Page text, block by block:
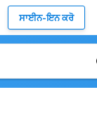
ਸਾਈਨ-ਇਨ ਕਰੋ